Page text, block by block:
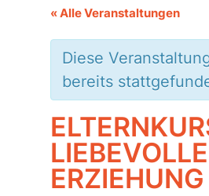
« Alle Veranstaltungen
Diese
bereits
LIEBEVOLLE
ERZIEHUNG